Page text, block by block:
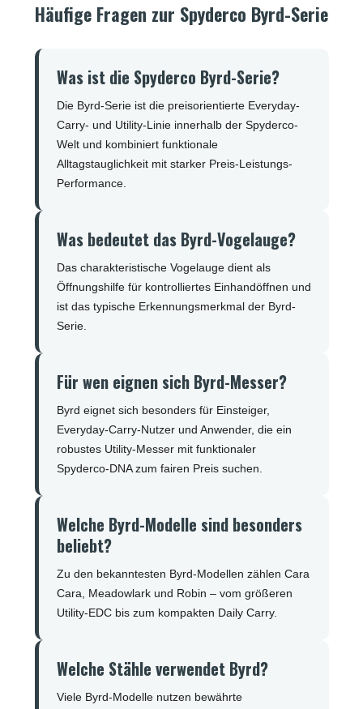
Häufige Fragen zur Spyderco Byrd-Serie
Was ist die Spyderco Byrd-Serie?
Die Byrd-Serie ist die preisorientierte Everyday-
Carry- und Utility-Linie innerhalb der Spyderco-
Welt und kombiniert funktionale
Alltagstauglichkeit mit starker Preis-Leistungs-
Performance.
Was bedeutet das Byrd-Vogelauge?
Das charakteristische Vogelauge dient als
Öffnungshilfe für kontrolliertes Einhandöffnen und
ist das typische Erkennungsmerkmal der Byrd-
Serie.
Für wen eignen sich Byrd-Messer?
Byrd eignet sich besonders für Einsteiger,
Everyday-Carry-Nutzer und Anwender, die ein
robustes Utility-Messer mit funktionaler
Spyderco-DNA zum fairen Preis suchen.
Welche Byrd-Modelle sind besonders
beliebt?
Zu den bekanntesten Byrd-Modellen zählen Cara
Cara, Meadowlark und Robin – vom größeren
Utility-EDC bis zum kompakten Daily Carry.
Welche Stähle verwendet Byrd?
Viele Byrd-Modelle nutzen bewährte